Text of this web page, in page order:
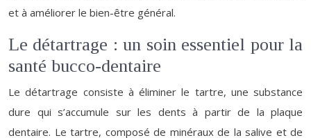
et à améliorer le bien-être général.
Le détartrage : un soin essentiel pour la
santé bucco-dentaire
Le détartrage consiste à éliminer le tartre, une substance
dure qui s’accumule sur les dents à partir de la plaque
dentaire. Le tartre, composé de minéraux de la salive et de